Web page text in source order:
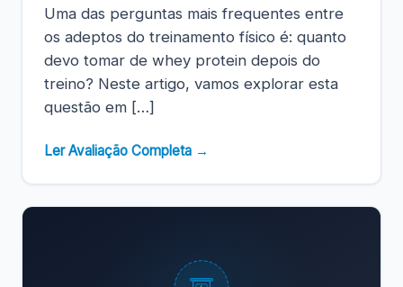
Uma das perguntas mais frequentes entre
os adeptos do treinamento físico é: quanto
devo tomar de whey protein depois do
treino? Neste artigo, vamos explorar esta
questão em […]
Ler Avaliação Completa →